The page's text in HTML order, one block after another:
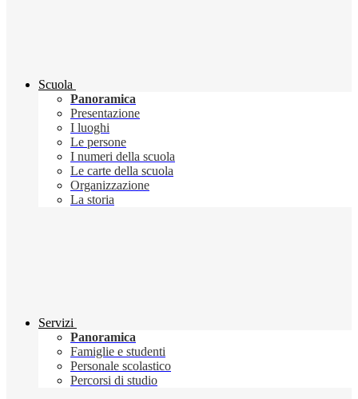
Scuola
Panoramica
Presentazione
I luoghi
Le persone
I numeri della scuola
Le carte della scuola
Organizzazione
La storia
Servizi
Panoramica
Famiglie e studenti
Personale scolastico
Percorsi di studio